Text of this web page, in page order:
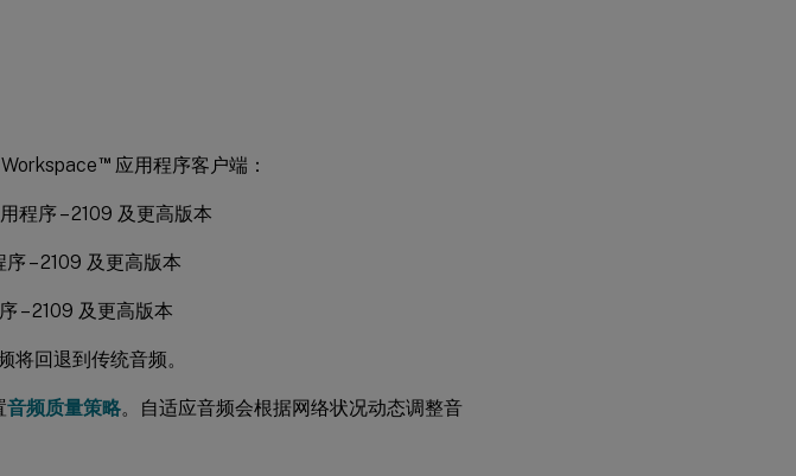
™应用程序客户端：
程序 – 2109 及更高版本
– 2109 及更高版本
– 2109 及更高版本
将回退到传统音频。
音频质量策略。自适应音频会根据网络状况动态调整音